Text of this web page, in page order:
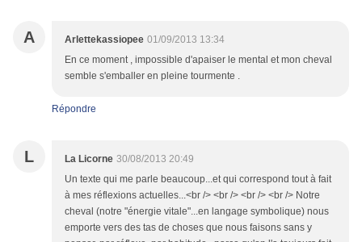
A Arlettekassiopee 01/09/2013 13:34
En ce moment , impossible d'apaiser le mental et mon cheval
semble s'emballer en pleine tourmente .
Répondre
L La Licorne 30/08/2013 20:49
Un texte qui me parle beaucoup...et qui correspond tout à fait
à mes réflexions actuelles...<br /> <br /> <br /> <br /> Notre
cheval (notre "énergie vitale"...en langage symbolique) nous
emporte vers des tas de choses que nous faisons sans y